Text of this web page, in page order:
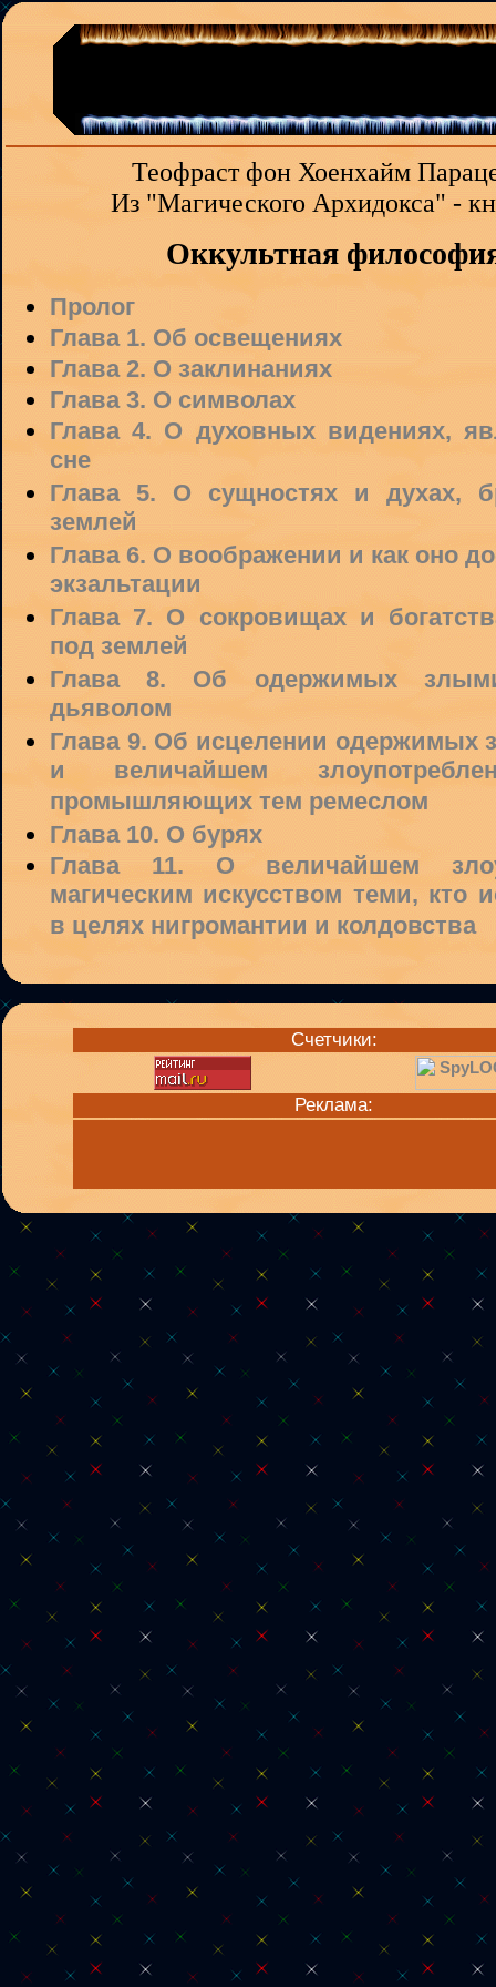
Теофраст фон Хоенхайм
Из "Магического Архидокса" -
Оккультная
Пролог
Глава 1. Об освещениях
Глава 2. О заклинаниях
Глава 3. О символах
Глава 4. О духовных видениях,
сне
Глава 5. О сущностях и духах,
землей
Глава 6. О воображении и как оно
экзальтации
Глава 7. О сокровищах и
под землей
Глава 8. Об одержимых
дьяволом
Глава 9. Об исцелении одержимых
и величайшем
промышляющих тем ремеслом
Глава 10. О бурях
Глава 11. О величайшем
магическим искусством теми, кто
в целях нигромантии и колдовства
Счетчики:
Реклама: